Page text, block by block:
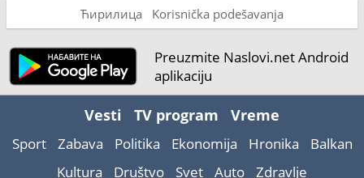
Ћирилица Korisnička podešavanja
Preuzmite Naslovi.net Android
aplikaciju
Vesti TV program Vreme
Sport Zabava Politika Ekonomija Hronika
Balkan
Kultura
Društvo Svet Auto Zdravlje